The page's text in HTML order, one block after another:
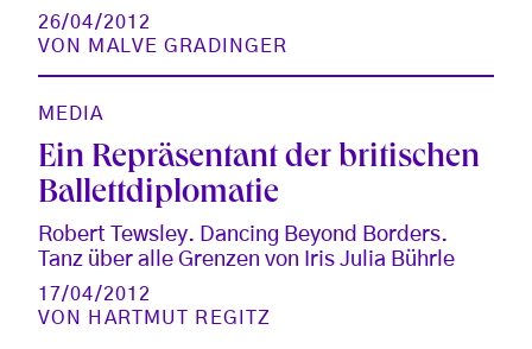
26/04/2012
VON MALVE GRADINGER
MEDIA
Ein Repräsentant der britischen
Ballettdiplomatie
Robert Tewsley. Dancing Beyond Borders.
Tanz über alle Grenzen von Iris Julia Bührle
17/04/2012
VON
HARTMUT REGITZ